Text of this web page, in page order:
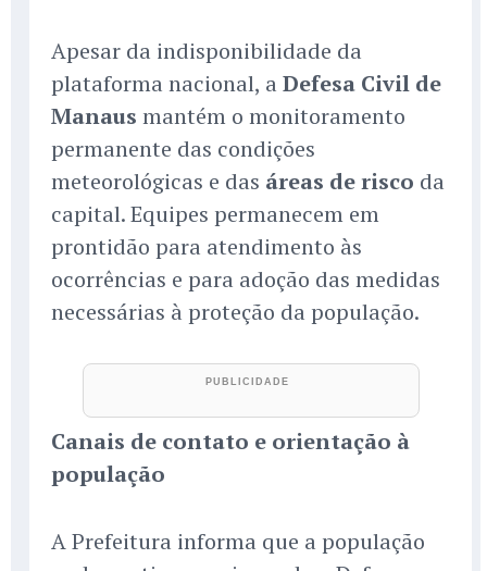
Apesar da indisponibilidade da
plataforma nacional, a Defesa Civil de
Manaus mantém o monitoramento
permanente das condições
meteorológicas e das áreas de risco da
capital. Equipes permanecem em
prontidão para atendimento às
ocorrências e para adoção das medidas
necessárias à proteção da população.
Canais de contato e orientação à
população
A Prefeitura informa que a população